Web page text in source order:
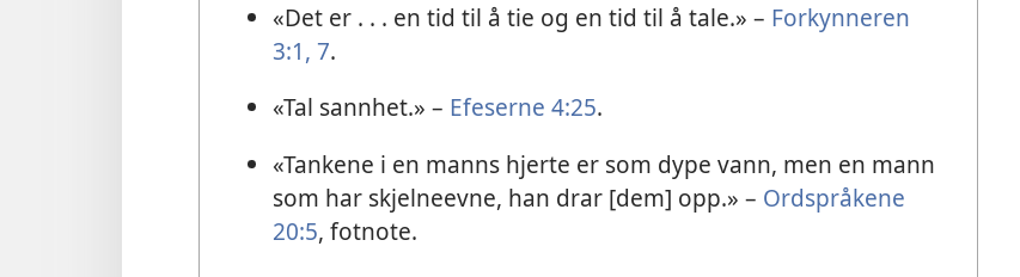
«Det er . . . en tid til å tie og en tid til å tale.» – Forkynneren
3:1, 7.
«Tal sannhet.» – Efeserne 4:25.
«Tankene i en manns hjerte er som dype vann, men en mann
som har skjelneevne, han drar [dem] opp.» – Ordspråkene
20:5, fotnote.